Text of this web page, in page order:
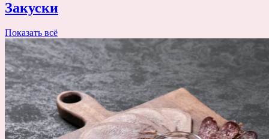
Закуски
Показать всё